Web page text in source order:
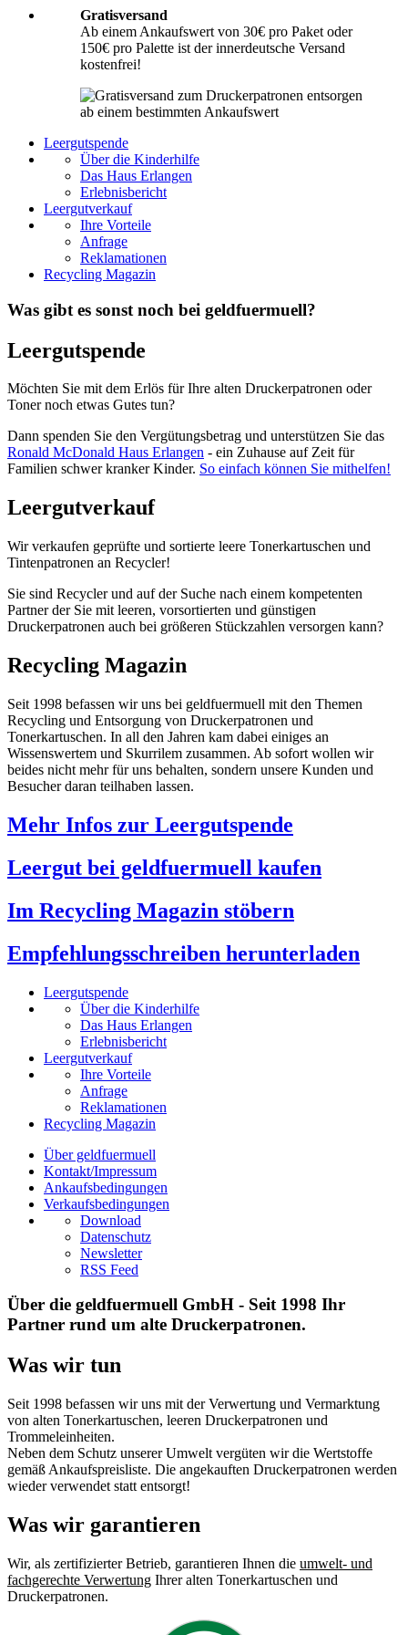
Gratisversand
Ab einem Ankaufswert von 30€ pro Paket oder
150€ pro Palette ist der innerdeutsche Versand
kostenfrei!
Leergutspende
Über die Kinderhilfe
Das Haus Erlangen
Erlebnisbericht
Leergutverkauf
Ihre Vorteile
Anfrage
Reklamationen
Recycling Magazin
Was gibt es sonst noch bei geldfuermuell?
Leergutspende
Möchten Sie mit dem Erlös für Ihre alten Druckerpatronen oder
Toner noch etwas Gutes tun?
Dann spenden Sie den Vergütungsbetrag und unterstützen Sie das
Ronald McDonald Haus Erlangen - ein Zuhause auf Zeit für
Familien schwer kranker Kinder. So einfach können Sie mithelfen!
Leergutverkauf
Wir verkaufen geprüfte und sortierte leere Tonerkartuschen und
Tintenpatronen an Recycler!
Sie sind Recycler und auf der Suche nach einem kompetenten
Partner der Sie mit leeren, vorsortierten und günstigen
Druckerpatronen auch bei größeren Stückzahlen versorgen kann?
Recycling Magazin
Seit 1998 befassen wir uns bei geldfuermuell mit den Themen
Recycling und Entsorgung von Druckerpatronen und
Tonerkartuschen. In all den Jahren kam dabei einiges an
Wissenswertem und Skurrilem zusammen. Ab sofort wollen wir
beides nicht mehr für uns behalten, sondern unsere Kunden und
Besucher daran teilhaben lassen.
Mehr Infos zur Leergutspende
Leergut bei geldfuermuell kaufen
Im Recycling Magazin stöbern
Empfehlungsschreiben herunterladen
Leergutspende
Über die Kinderhilfe
Das Haus Erlangen
Erlebnisbericht
Leergutverkauf
Ihre Vorteile
Anfrage
Reklamationen
Recycling Magazin
Über geldfuermuell
Kontakt/Impressum
Ankaufsbedingungen
Verkaufsbedingungen
Download
Datenschutz
Newsletter
RSS Feed
Über die geldfuermuell GmbH - Seit 1998 Ihr
Partner rund um alte Druckerpatronen.
Was wir tun
Seit 1998 befassen wir uns mit der Verwertung und Vermarktung
von alten Tonerkartuschen, leeren Druckerpatronen und
Trommeleinheiten.
Neben dem Schutz unserer Umwelt vergüten wir die Wertstoffe
gemäß Ankaufspreisliste. Die angekauften Druckerpatronen werden
wieder verwendet statt entsorgt!
Was wir garantieren
Wir, als zertifizierter Betrieb, garantieren Ihnen die umwelt- und
fachgerechte Verwertung Ihrer alten Tonerkartuschen und
Druckerpatronen.